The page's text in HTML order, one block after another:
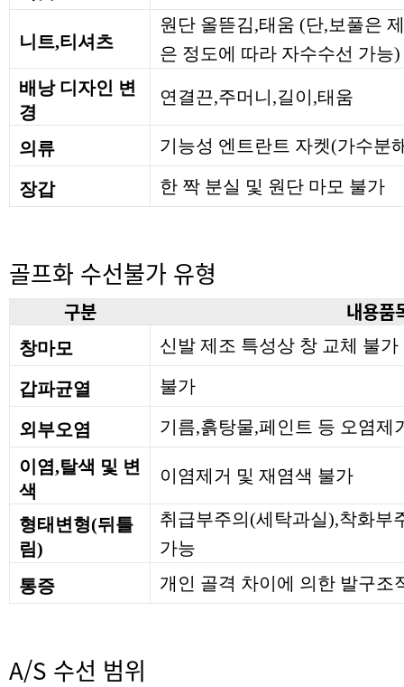
니트,티셔츠
원단 올뜯김,태움 (단,보풀은
은 정도에 따라 자수수선 가능)
배낭 디자인 변
경
연결끈,주머니,길이,태움
의류 기능성 엔트란트 자켓(가수분
장갑 한 짝 분실 및 원단 마모 불가
골프화 수선불가 유형
구분 내용품
창마모 신발 제조 특성상 창 교체 불가
갑파균열 불가
외부오염
기름,흙탕물,페인트 등 오염제
이염,탈색 및 변
색
이염제거 및 재염색 불가
형태변형(뒤틀
림)
취급부주의(세탁과실),착화부
가능
통증
개인 골격 차이에 의한 발구조
A/S 수선 범위